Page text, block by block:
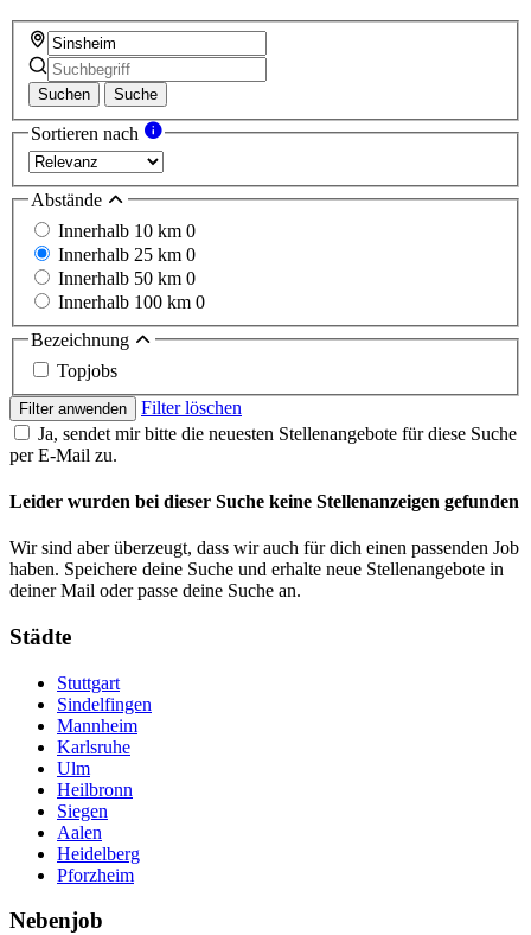
Suchen Suche
Sortieren nach
Abstände
Innerhalb 10 km 0
Innerhalb 25 km 0
Innerhalb 50 km 0
Innerhalb 100 km 0
Bezeichnung
Topjobs
Filter anwenden
Filter löschen
Ja, sendet mir bitte die neuesten Stellenangebote für diese Suche
per E-Mail zu.
Leider wurden bei dieser Suche keine Stellenanzeigen gefunden
Wir sind aber überzeugt, dass wir auch für dich einen passenden Job
haben. Speichere deine Suche und erhalte neue Stellenangebote in
deiner Mail oder passe deine Suche an.
Städte
Stuttgart
Sindelfingen
Mannheim
Karlsruhe
Ulm
Heilbronn
Siegen
Aalen
Heidelberg
Pforzheim
Nebenjob